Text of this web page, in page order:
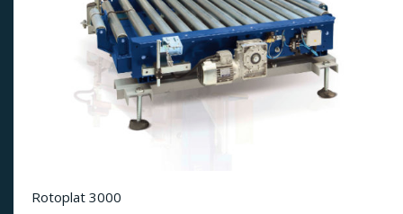
Rotoplat 3000